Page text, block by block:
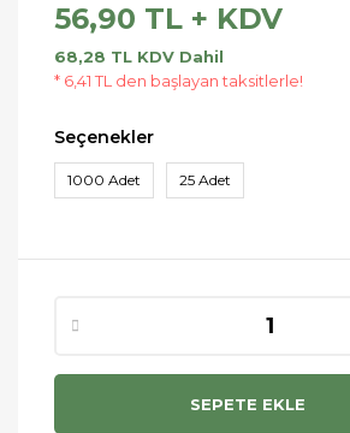
56,90 TL + KDV
68,28 TL KDV Dahil
* 6,41 TL den başlayan taksitlerle!
Seçenekler
1000 Adet 25 Adet
SEPETE EKLE